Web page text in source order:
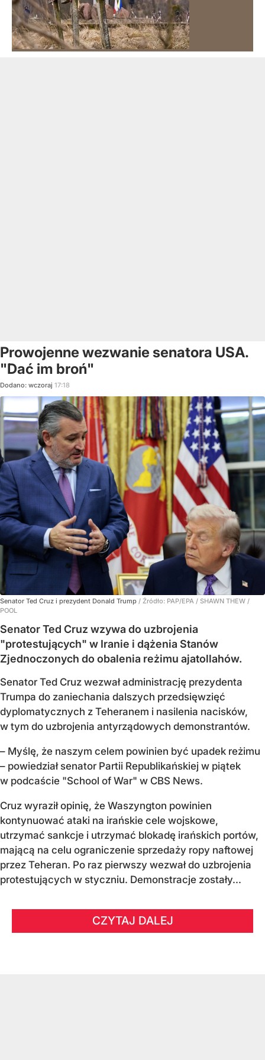
Prowojenne wezwanie senatora USA.
"Dać im broń"
Dodano: wczoraj 17:18
Senator Ted Cruz i prezydent Donald Trump / Źródło: PAP/EPA / SHAWN THEW /
POOL
Senator Ted Cruz wzywa do uzbrojenia
"protestujących" w Iranie i dążenia Stanów
Zjednoczonych do obalenia reżimu ajatollahów.
Senator Ted Cruz wezwał administrację prezydenta
Trumpa do zaniechania dalszych przedsięwzięć
dyplomatycznych z Teheranem i nasilenia nacisków,
w tym do uzbrojenia antyrządowych demonstrantów.
– Myślę, że naszym celem powinien być upadek reżimu
– powiedział senator Partii Republikańskiej w piątek
w podcaście "School of War" w CBS News.
Cruz wyraził opinię, że Waszyngton powinien
kontynuować ataki na irańskie cele wojskowe,
utrzymać sankcje i utrzymać blokadę irańskich portów,
mającą na celu ograniczenie sprzedaży ropy naftowej
przez Teheran. Po raz pierwszy wezwał do uzbrojenia
protestujących w styczniu. Demonstracje zostały...
CZYTAJ DALEJ